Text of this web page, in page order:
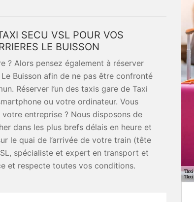
SECU VSL POUR VOS
LE BUISSON
? Alors pensez également à réserver
Buisson afin de ne pas être confronté
Réserver l’un des taxis gare de Taxi
ou votre ordinateur. Vous
entreprise ? Nous disposons de
dans les plus brefs délais en heure et
le quai de l’arrivée de votre train (tête
spécialiste et expert en transport et
et respecte toutes vos conditions.